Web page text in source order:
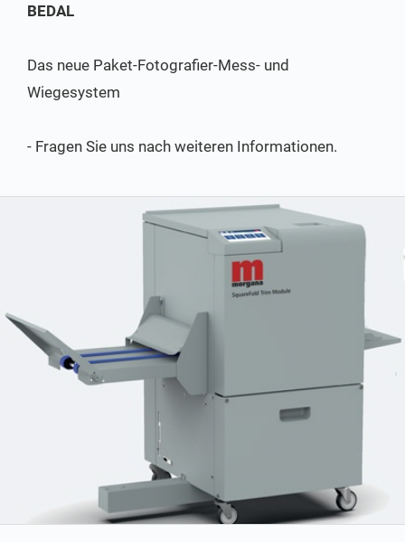
BEDAL
Das neue Paket-Fotografier-Mess- und
Wiegesystem
- Fragen Sie uns nach weiteren Informationen.